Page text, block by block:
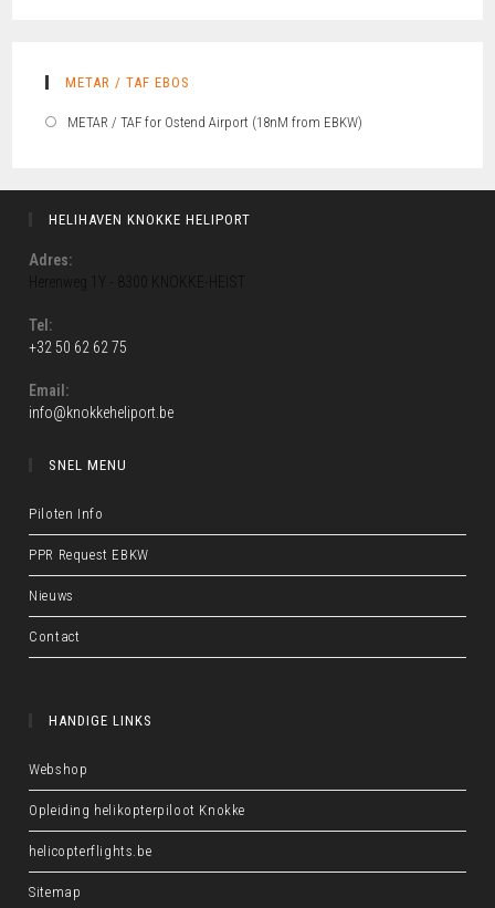
METAR / TAF EBOS
METAR / TAF for Ostend Airport (18nM from EBKW)
HELIHAVEN KNOKKE HELIPORT
Adres:
Herenweg 1Y - 8300 KNOKKE-HEIST
Tel:
+32 50 62 62 75
Email:
info@knokkeheliport.be
SNEL MENU
Piloten Info
PPR Request EBKW
Nieuws
Contact
HANDIGE LINKS
Webshop
Opleiding helikopterpiloot Knokke
helicopterflights.be
Sitemap